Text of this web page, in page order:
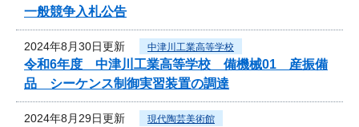
一般競争入札公告
2024年8月30日更新 中津川工業高等学校
令和6年度 中津川工業高等学校 備機械01 産振備
品 シーケンス制御実習装置の調達
2024年8月29日更新 現代陶芸美術館